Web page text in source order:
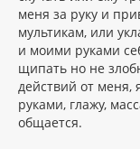
меня за руку и
мультикам, или
и моими руками
щипать но не
действий от
руками, глажу,
общается.